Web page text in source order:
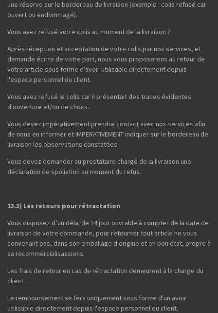
une réserve sur le bordereau de livraison (exemple : colis refusé car
ouvert ou endommagé).
Vous avez refusé votre colis au moment de la livraison ?
Après réception et acceptation de votre colis par nos services, et
demande écrite de votre part, nous vous proposerons au retour de
votre article sous forme d'avoir utilisable directement depuis
l'espace personnel du client.
Vous avez refusé le colis car il présentait des traces évidentes
d'ouverture et/ou de chocs.
Vous devez impérativement prendre contact avec nos services afin
de nous en informer et IMPERATIVEMENT indiquer sur le bordereau de
livraison les observations constatées.
Vous devez demander au prestataire chargé de la livraison une
déclaration de spoliation au moment du refus.
13.3) Les retours pour rétractation
Vous disposez d’un délai de 14 jour ouvrable à compter de la date de
livraison de votre commande, pour retourner tout article ne vous
convenant pas, dans son emballage d'origine et en bon état, propre à
sa recommercialisassions.
Les frais de retour en cas de rétractation demeurent à la charge du
client.
Le remboursement se fera uniquement sous forme d'un avoir
utilisable directement depuis l'espace personnel du client.